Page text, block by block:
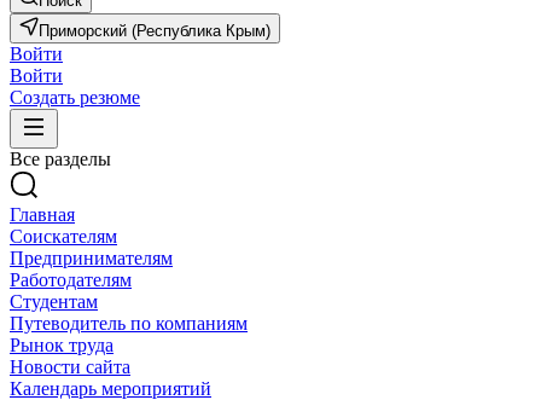
Приморский (Республика Крым)
Войти
Войти
Создать резюме
Все разделы
Главная
Соискателям
Предпринимателям
Работодателям
Студентам
Путеводитель по компаниям
Рынок труда
Новости сайта
Календарь мероприятий